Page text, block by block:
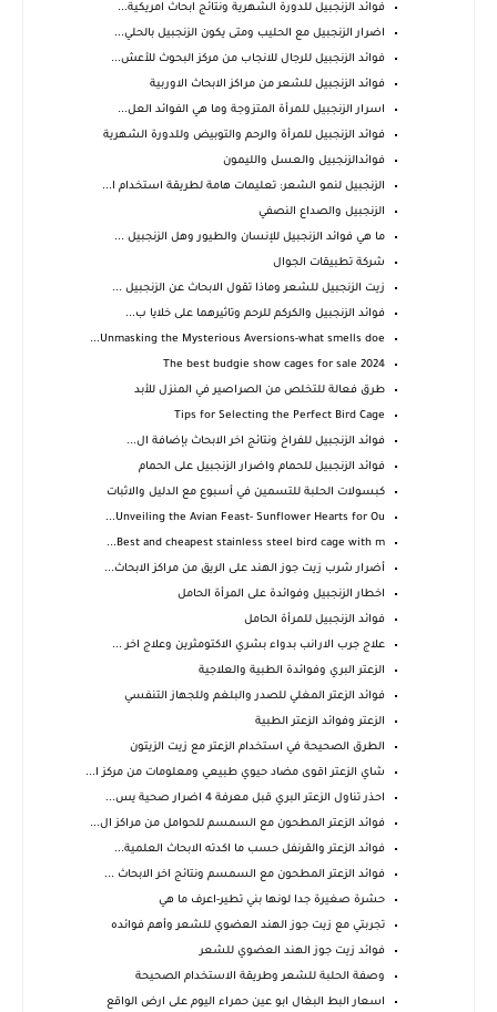
فوائد الزنجبيل للدورة الشهرية ونتائج ابحاث امريكية...
اضرار الزنجبيل مع الحليب ومتى يكون الزنجبيل بالحلي...
فوائد الزنجبيل للرجال للانجاب من مركز البحوث للأعش...
فوائد الزنجبيل للشعر من مراكز الابحاث الاوربية
اسرار الزنجبيل للمرأة المتزوجة وما هي الفوائد العل...
فوائد الزنجبيل للمرأة والرحم والتوبيض وللدورة الشهرية
فوائدالزنجبيل والعسل والليمون
الزنجبيل لنمو الشعر: تعليمات هامة لطريقة استخدام ا...
الزنجبيل والصداع النصفي
ما هي فوائد الزنجبيل للإنسان والطيور وهل الزنجبيل ...
شركة تطبيقات الجوال
زيت الزنجبيل للشعر وماذا تقول الابحاث عن الزنجبيل ...
فوائد الزنجبيل والكركم للرحم وتاثيرهما على خلايا ب...
Unmasking the Mysterious Aversions-what smells doe...
The best budgie show cages for sale 2024
طرق فعالة للتخلص من الصراصير في المنزل للأبد
Tips for Selecting the Perfect Bird Cage
فوائد الزنجبيل للفراخ ونتائج اخر الابحاث بإضافة ال...
فوائد الزنجبيل للحمام واضرار الزنجبيل على الحمام
كبسولات الحلبة للتسمين في أسبوع مع الدليل والاثبات
Unveiling the Avian Feast- Sunflower Hearts for Ou...
Best and cheapest stainless steel bird cage with m...
أضرار شرب زيت جوز الهند على الريق من مراكز الابحاث...
اخطار الزنجبيل وفوائدة على المرأة الحامل
فوائد الزنجبيل للمرأة الحامل
علاج جرب الارانب بدواء بشري الاكتومثرين وعلاج اخر ...
الزعتر البري وفوائدة الطبية والعلاجية
فوائد الزعتر المغلي للصدر والبلغم وللجهاز التنفسي
الزعتر وفوائد الزعتر الطبية
الطرق الصحيحة في استخدام الزعتر مع زيت الزيتون
شاي الزعتر اقوى مضاد حيوي طبيعي ومعلومات من مركز ا...
احذر تناول الزعتر البري قبل معرفة 4 اضرار صحية يس...
فوائد الزعتر المطحون مع السمسم للحوامل من مراكز ال...
فوائد الزعتر والقرنفل حسب ما اكدته الابحاث العلمية...
فوائد الزعتر المطحون مع السمسم ونتائج اخر الابحاث ...
حشرة صغيرة جدا لونها بني تطير-اعرف ما هي
تجربتي مع زيت جوز الهند العضوي للشعر وأهم فوائده
فوائد زيت جوز الهند العضوي للشعر
وصفة الحلبة للشعر وطريقة الاستخدام الصحيحة
اسعار البط البغال ابو عين حمراء اليوم على ارض الواقع